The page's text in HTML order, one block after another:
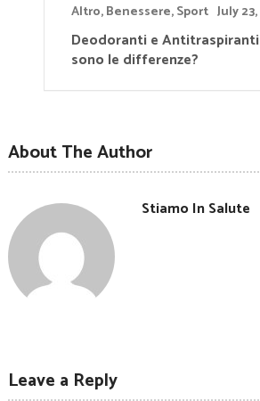
Altro,Benessere,Sport July
Deodoranti e
sono le differenze?
About The Author
Stiamo In Salute
Leave a Reply